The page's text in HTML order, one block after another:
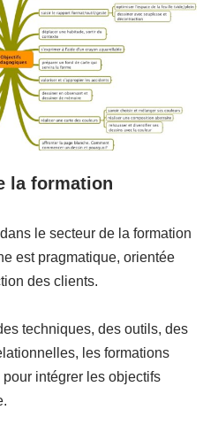
la formation
le secteur de la formation
est pragmatique, orientée
des clients.
techniques, des outils, des
les formations
intégrer les objectifs